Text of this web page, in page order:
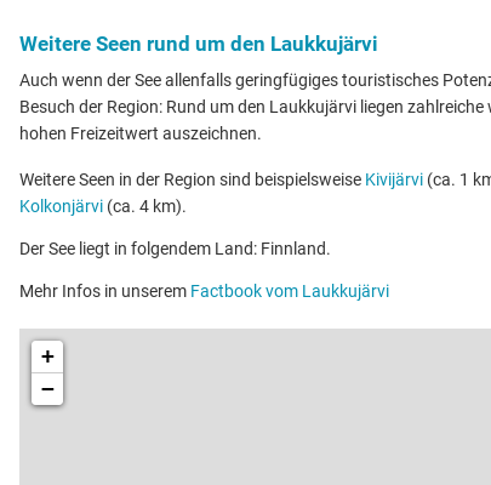
Weitere Seen rund um den Laukkujärvi
Auch wenn der See allenfalls geringfügiges touristisches
Besuch der Region: Rund um den Laukkujärvi liegen zahlreiche
hohen Freizeitwert auszeichnen.
Weitere Seen in der Region sind beispielsweise Kivijärvi (ca. 1
Kolkonjärvi (ca. 4 km).
Der See liegt in folgendem Land: Finnland.
Mehr Infos in unserem Factbook vom Laukkujärvi
+
−